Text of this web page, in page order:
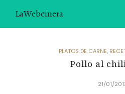
LaWebcinera
PLATOS DE CARNE,
Pollo al
21/01/